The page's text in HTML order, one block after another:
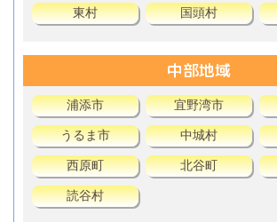
東村 国頭村
中部地域
浦添市 宜野湾市
うるま市 中城村
西原町 北谷町
読谷村